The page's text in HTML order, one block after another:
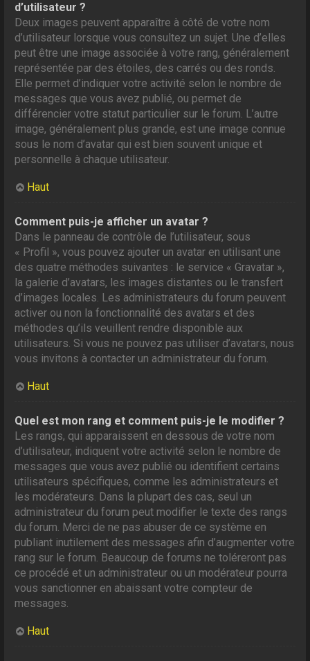
d’utilisateur ?
Deux images peuvent apparaître à côté de votre nom
d’utilisateur lorsque vous consultez un sujet. Une d’elles
peut être une image associée à votre rang, généralement
représentée par des étoiles, des carrés ou des ronds.
Elle permet d’indiquer votre activité selon le nombre de
messages que vous avez publié, ou permet de
différencier votre statut particulier sur le forum. L’autre
image, généralement plus grande, est une image connue
sous le nom d’avatar qui est bien souvent unique et
personnelle à chaque utilisateur.
Haut
Comment puis-je afficher un avatar ?
Dans le panneau de contrôle de l’utilisateur, sous
« Profil », vous pouvez ajouter un avatar en utilisant une
des quatre méthodes suivantes : le service « Gravatar »,
la galerie d’avatars, les images distantes ou le transfert
d’images locales. Les administrateurs du forum peuvent
activer ou non la fonctionnalité des avatars et des
méthodes qu’ils veuillent rendre disponible aux
utilisateurs. Si vous ne pouvez pas utiliser d’avatars, nous
vous invitons à contacter un administrateur du forum.
Haut
Quel est mon rang et comment puis-je le modifier ?
Les rangs, qui apparaissent en dessous de votre nom
d’utilisateur, indiquent votre activité selon le nombre de
messages que vous avez publié ou identifient certains
utilisateurs spécifiques, comme les administrateurs et
les modérateurs. Dans la plupart des cas, seul un
administrateur du forum peut modifier le texte des rangs
du forum. Merci de ne pas abuser de ce système en
publiant inutilement des messages afin d’augmenter votre
rang sur le forum. Beaucoup de forums ne toléreront pas
ce procédé et un administrateur ou un modérateur pourra
vous sanctionner en abaissant votre compteur de
messages.
Haut